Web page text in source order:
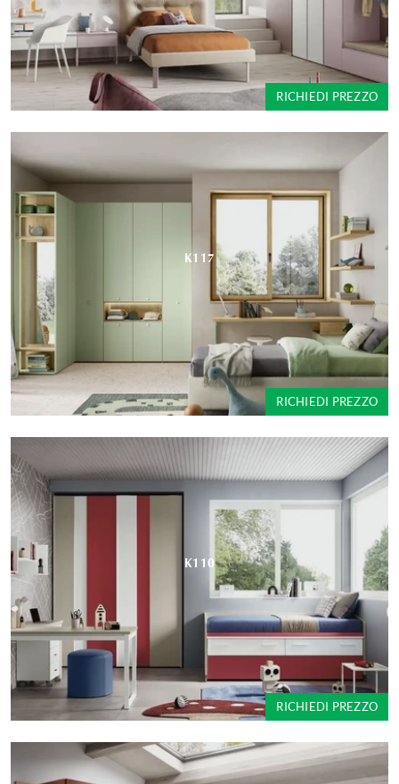
RICHIEDI PREZZO
K117
RICHIEDI PREZZO
K110
RICHIEDI PREZZO